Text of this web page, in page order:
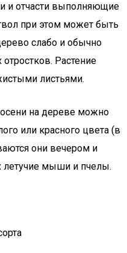
и отчасти выполняющие
при этом может быть
слабо и обычно
Растение
листьями.
на дереве можно
или красного цвета (в
они вечером и
летучие мыши и пчелы.